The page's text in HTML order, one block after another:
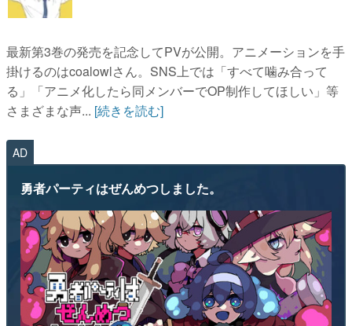
最新第3巻の発売を記念してPVが公開。アニメーションを手
掛けるのはcoalowlさん。SNS上では「すべて噛み合って
る」「アニメ化したら同メンバーでOP制作してほしい」等
さまざまな声... [続きを読む]
AD
勇者パーティはぜんめつしました。